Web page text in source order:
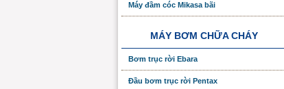
Máy đầm cóc Mikasa bãi
MÁY BƠM CHỮA CHÁY
Bơm trục rời Ebara
Đầu bơm trục rời Pentax